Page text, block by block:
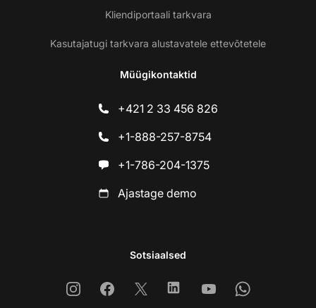
Kliendiportaali tarkvara
Kasutajatugi tarkvara alustavatele ettevõtetele
Müügikontaktid
+421 2 33 456 826
+1-888-257-8754
+1-786-204-1375
Ajastage demo
Sotsiaalsed
InstagramFacebook
X LinkedinYoutubeWhatsapp